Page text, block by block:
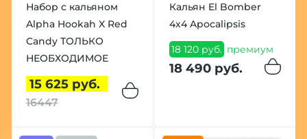
Набор с кальяном
Alpha Hookah X Red
Candy ТОЛЬКО
НЕОБХОДИМОЕ
15 625 руб.
16447
Кальян El Bomber
4x4 Apocalipsis
18 120 руб. премиум
18 490 руб.